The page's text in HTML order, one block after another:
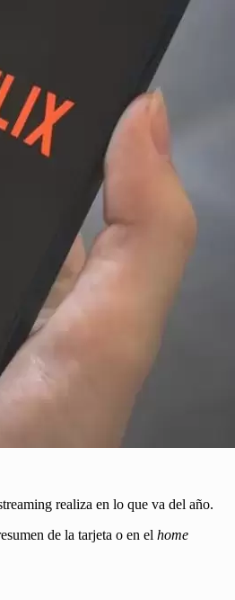
realiza en lo que va del año.
de la tarjeta o en el home